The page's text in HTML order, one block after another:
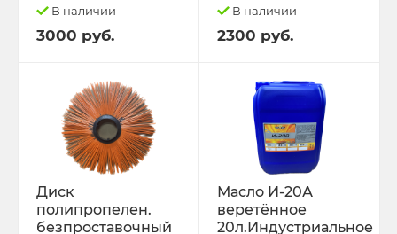
В наличии
3000 руб.
В наличии
2300 руб.
Диск
полипропелен.
безпроставочный
Масло И-20А
веретённое
20л.Индустриальное